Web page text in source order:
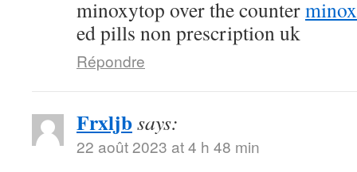
minoxytop over the counter
ed pills non prescription uk
Répondre
Frxljbsays:
22 août 2023 at 4 h 48 min